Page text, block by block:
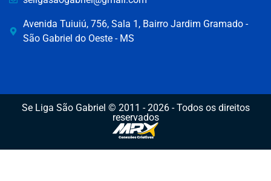
Avenida Tuiuiú, 756, Sala 1, Bairro Jardim Gramado -
São Gabriel do Oeste - MS
Se Liga São Gabriel © 2011 - 2026 - Todos os direitos
reservados